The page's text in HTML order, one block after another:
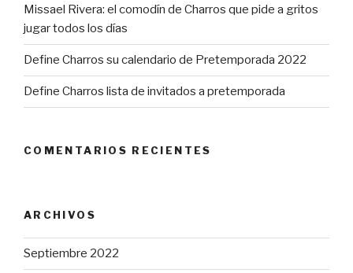
Missael Rivera: el comodín de Charros que pide a gritos
jugar todos los días
Define Charros su calendario de Pretemporada 2022
Define Charros lista de invitados a pretemporada
COMENTARIOS RECIENTES
ARCHIVOS
Septiembre 2022